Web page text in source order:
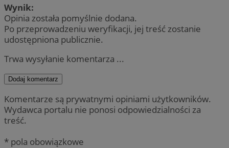
Wynik:
Opinia została pomyślnie dodana.
Po przeprowadzeniu weryfikacji, jej treść zostanie
udostępniona publicznie.
Trwa wysyłanie komentarza ...
Dodaj komentarz
Komentarze są prywatnymi opiniami użytkowników.
Wydawca portalu nie ponosi odpowiedzialności za
treść.
* pola obowiązkowe